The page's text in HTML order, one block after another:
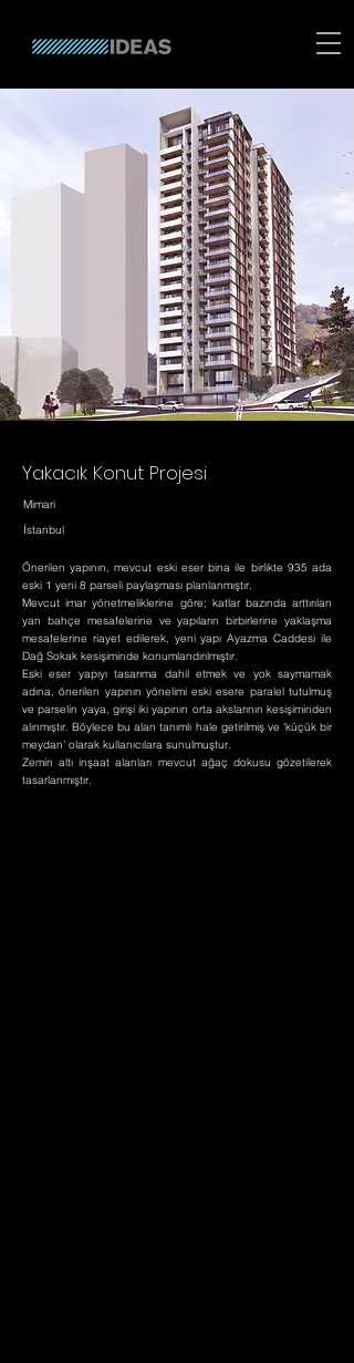
Yakacık Konut Projesi
Mimari
İstanbul
Önerilen yapının, mevcut eski eser bina ile birlikte 935 ada
eski 1 yeni 8 parseli paylaşması planlanmıştır.
Mevcut imar yönetmeliklerine göre; katlar bazında arttırılan
yan bahçe mesafelerine ve yapıların birbirlerine yaklaşma
mesafelerine riayet edilerek, yeni yapı Ayazma Caddesi ile
Dağ Sokak kesişiminde konumlandırılmıştır.
Eski eser yapıyı tasarıma dahil etmek ve yok saymamak
adına, önerilen yapının yönelimi eski esere paralel tutulmuş
ve parselin yaya, girişi iki yapının orta akslarının kesişiminden
alınmıştır. Böylece bu alan tanımlı hale getirilmiş ve ‘küçük bir
meydan’ olarak kullanıcılara sunulmuştur.
Zemin altı inşaat alanları mevcut ağaç dokusu gözetilerek
tasarlanmıştır.